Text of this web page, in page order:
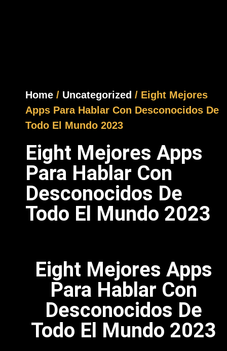
Home / Uncategorized / Eight Mejores
Apps Para Hablar Con Desconocidos De
Todo El Mundo 2023
Eight Mejores Apps
Para Hablar Con
Desconocidos De
Todo El Mundo 2023
Eight Mejores Apps
Para Hablar Con
Desconocidos De
Todo El Mundo 2023